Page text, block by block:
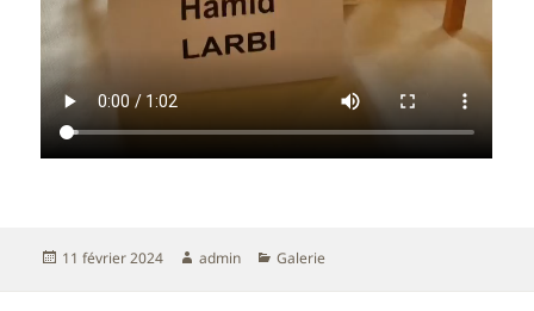
Publié
11 février 2024 Auteur
admin Catégories
Galerie